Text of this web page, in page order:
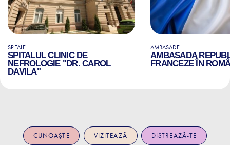
SPITALE
SPITALUL CLINIC DE
NEFROLOGIE "DR. CAROL
DAVILA"
AMBASADE
AMBASADA
FRANCEZE ÎN
CUNOAȘTE VIZITEAZĂ DISTREAZĂ-TE